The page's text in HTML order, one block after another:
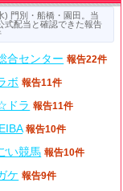
) 門別・船橋・園田。当
式配当と確認できた報告
合センター 報告22件
ボ 報告11件
ドラ 報告11件
報告10件
い競馬 報告10件
ケ 報告9件